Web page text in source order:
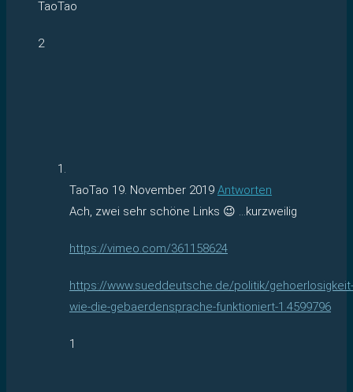
TaoTao
2
TaoTao 19. November 2019 Antworten
Ach, zwei sehr schöne Links 😉 …kurzweilig
https://vimeo.com/361158624
https://www.sueddeutsche.de/politik/gehoerlosigkeit-
wie-die-gebaerdensprache-funktioniert-1.4599796
1